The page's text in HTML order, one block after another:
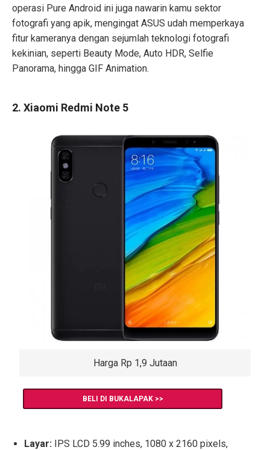
operasi Pure Android ini juga nawarin kamu sektor
fotografi yang apik, mengingat ASUS udah memperkaya
fitur kameranya dengan sejumlah teknologi fotografi
kekinian, seperti Beauty Mode, Auto HDR, Selfie
Panorama, hingga GIF Animation.
2. Xiaomi Redmi Note 5
Harga Rp 1,9 Jutaan
BELI DI BUKALAPAK >>
Layar: IPS LCD 5.99 inches, 1080 x 2160 pixels,